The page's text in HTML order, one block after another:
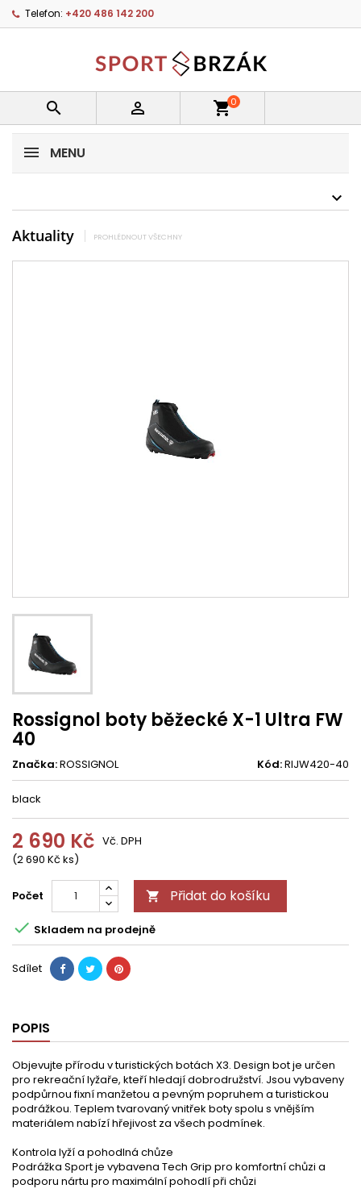
Telefon: +420 486 142 200
  shopping_cart0
MENU
Aktuality PROHLÉDNOUT VŠECHNY
Rossignol boty běžecké X-1 Ultra FW
40
Značka:ROSSIGNOL Kód:RIJW420-40
black
2 690 Kč
(2 690 Kč ks)
Vč. DPH
Počet  Přidat do košíku
 Skladem na prodejně
Sdílet
POPIS
Objevujte přírodu v turistických botách X3. Design bot je určen
pro rekreační lyžaře, kteří hledají dobrodružství. Jsou vybaveny
podpůrnou fixní manžetou a pevným popruhem a turistickou
podrážkou. Teplem tvarovaný vnitřek boty spolu s vnějším
materiálem nabízí hřejivost za všech podmínek.
Kontrola lyží a pohodlná chůze
Podrážka Sport je vybavena Tech Grip pro komfortní chůzi a
podporu nártu pro maximální pohodlí při chůzi